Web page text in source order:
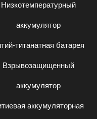
Низкотемпературный
аккумулятор
титанатная батарея
Взрывозащищенный
аккумулятор
аккумуляторная